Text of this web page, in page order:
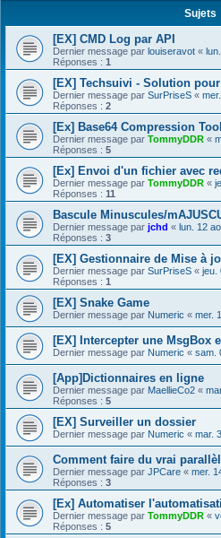
Sujets
[EX] CMD Log par API
Dernier message par louiseravot «
Réponses : 1
[EX] Techsuivi - Solution
Dernier message par SurPriseS «
Réponses : 2
[Ex] Base64 Compression
Dernier message par TommyDDR «
Réponses : 5
[Ex] Envoi d'un fichier avec
Dernier message par TommyDDR «
Réponses : 11
Bascule Minuscules/
Dernier message par jchd « lun. 12
Réponses : 3
[EX] Gestionnaire de Mise à
Dernier message par SurPriseS « jeu.
Réponses : 1
[EX] Snake Game
Dernier message par Numeric « mer.
[EX] Intercepter une MsgBox
Dernier message par Numeric « sam.
[App]Dictionnaires en ligne
Dernier message par MaellieCo2 «
Réponses : 5
[EX] Surveiller un dossier
Dernier message par Numeric « mar.
Comment faire du vrai
Dernier message par JPCare « mer.
Réponses : 3
[Ex] Automatiser
Dernier message par TommyDDR «
Réponses : 5